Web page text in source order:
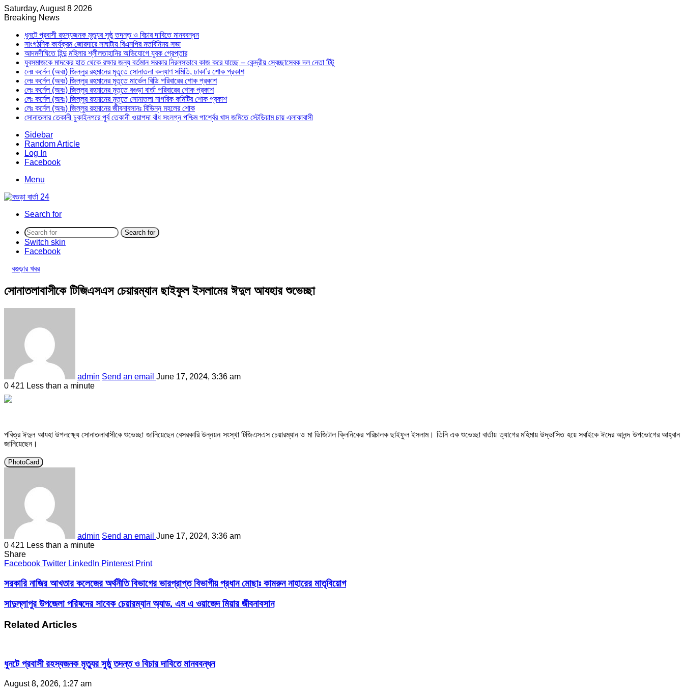
Saturday, August 8 2026
Breaking News
ধুনটে প্রবাসী রহস্যজনক মৃত্যুর সুষ্ঠু তদন্ত ও বিচার দাবিতে মানববন্ধন
সাংগঠনিক কার্যক্রম জোরদারে সাঘাটায় বিএনপির মতবিনিময় সভা
আদমদীঘিতে হিন্দু মহিলার শ্লীলতাহানির অভিযোগে যুবক গ্রেপ্তার
যুবসমাজকে মাদকের হাত থেকে রক্ষার জন্য বর্তমান সরকার নিরলসভাবে কাজ করে যাচ্ছে – কেন্দ্রীয় স্বেচ্ছাসেবক দল নেতা টিটু
লেঃ কর্নেল (অবঃ) জিল্লুর রহমানের মৃতূতে সোনাতলা কল্যাণ সমিতি, ঢাকা’র শোক প্রকাশ
লেঃ কর্নেল (অবঃ) জিল্লুর রহমানের মৃতূতে মার্ভেল বিডি পরিবারের শোক প্রকাশ
লেঃ কর্নেল (অবঃ) জিল্লুর রহমানের মৃতূতে বগুড়া বার্তা পরিবারের শোক প্রকাশ
লেঃ কর্নেল (অবঃ) জিল্লুর রহমানের মৃতূতে সোনাতলা নাগরিক কমিটির শোক প্রকাশ
লেঃ কর্নেল (অবঃ) জিল্লুর রহমানের জীবনাবসানঃ বিভিন্ন মহলের শোক
সোনাতলার তেকানী চুকাইনগরে পূর্ব তেকানী ওয়াপদা বাঁধ সংলগ্ন পশ্চিম পার্শ্বের খাস জমিতে স্টেডিয়াম চায় এলাকাবাসী
Sidebar
Random Article
Log In
Facebook
Menu
Search for
Search for
Switch skin
Facebook
বগুড়ার খবর
সোনাতলাবাসীকে টিজিএসএস চেয়ারম্যান ছাইফুল ইসলামের ঈদুল আযহার শুভেচ্ছা
admin Send an email June 17, 2024, 3:36 am
0 421 Less than a minute
পবিত্র ঈদুল আযহা উপলক্ষ্যে সোনাতলাবাসীকে শুভেচ্ছা জানিয়েছেন বেসরকারি উন্নয়ন সংস্থা টিজিএসএস চেয়ারম্যান ও মা ডিজিটাল ক্লিনিকের পরিচালক ছাইফুল ইসলাম। তিনি এক শুভেচ্ছা বার্তায় ত্যাগের মহিমায় উদ্ভাসিত হয়ে সবাইকে ঈদের আনন্দ উপভোগের আহ্বান
জানিয়েছেন।
PhotoCard
admin Send an email June 17, 2024, 3:36 am
0 421 Less than a minute
Share
Facebook Twitter LinkedIn Pinterest Print
সরকারি নাজির আখতার কলেজের অর্থনীতি বিভাগের ভারপ্রাপ্ত বিভাগীয় প্রধান মোছাঃ কামরুন নাহারের মাতৃবিয়োগ
সাদুল্লাপুর উপজেলা পরিষদের সাবেক চেয়ারম্যান অ্যাড. এম এ ওয়াজেদ মিয়ার জীবনাবসান
Related Articles
ধুনটে প্রবাসী রহস্যজনক মৃত্যুর সুষ্ঠু তদন্ত ও বিচার দাবিতে মানববন্ধন
August 8, 2026, 1:27 am